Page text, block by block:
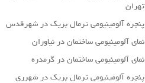
تهران
پنجره آلومینیومی ترمال بریک در شهرقدس
نمای آلومینیومی ساختمان در نیاوران
نمای آلومینیومی ساختمان در گرمدره
پنجره آلومینیومی ترمال بریک در شهرری